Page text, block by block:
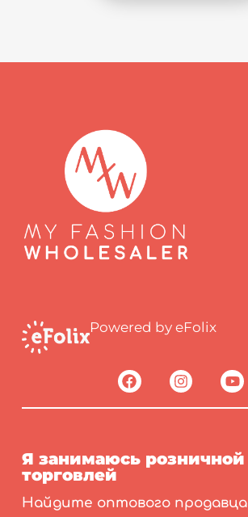
Powered by eFolix
Я занимаюсь розничной
торговлей
Найдите оптового продавца